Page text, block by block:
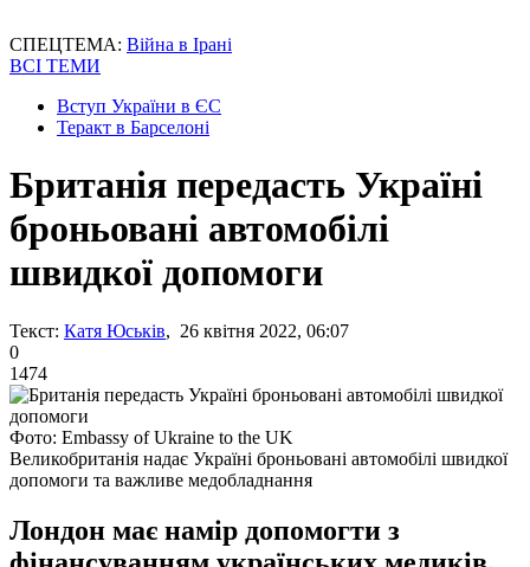
СПЕЦТЕМА: Війна в Ірані
ВСІ ТЕМИ
Вступ України в ЄС
Теракт в Барселоні
Британія передасть Україні
броньовані автомобілі
швидкої допомоги
Текст: Катя Юськів, 26 квітня 2022, 06:07
0
1474
Фото: Embassy of Ukraine to the UK
Великобританія надає Україні броньовані автомобілі швидкої
допомоги та важливе медобладнання
Лондон має намір допомогти з